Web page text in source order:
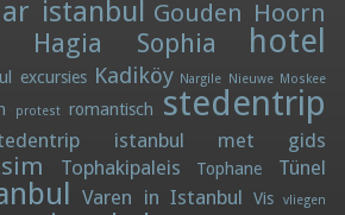
istanbul
Gouden Hoorn
Hagia Sophia hotel
excursies Kadiköy Nargile Nieuwe Moskee
protest romantisch stedentrip
istanbul met gids
Tophakipaleis Tophane Tünel
Varen in Istanbul Vis vliegen